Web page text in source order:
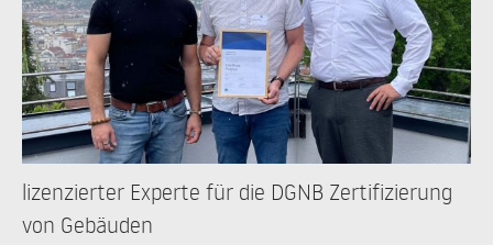
lizenzierter Experte für die DGNB Zertifizierung
von Gebäuden